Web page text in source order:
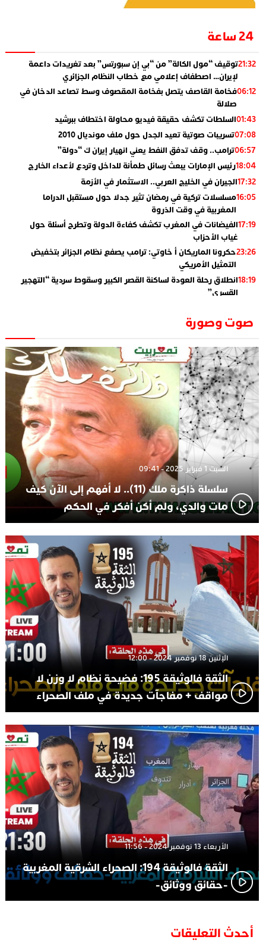
24 ساعة
21:32توقيف “مول الكالة” من “بي إن سبورتس” بعد تغريدات داعمة
لإيران… اصطفاف إعلامي مع خطاب النظام الجزائري
06:12فخامة القاصف يتصل بفخامة المقصوف وسط تصاعد الدخان في
صلالة
01:43السلطات تكشف حقيقة فيديو محاولة اختطاف ببرشيد
07:08تسريبات صوتية تعيد الجدل حول ملف مونديال 2010
06:57ترامب.. وقف تدفق النفط يعني انهيار إيران ك “دولة”
18:04رئيس الإمارات يبعث رسائل طمأنة للداخل وتردع لأعداء الخارج
17:32الجيران في الخليج العربي.. الاستثمار في الأزمة
16:05مسلسلات تركية في رمضان تثير جدلا حول مستقبل الدراما
المغربية في وقت الذروة
17:19الفيضانات في المغرب تكشف كفاءة الدولة وتطرح أسئلة حول
غياب الأحزاب
23:26حكرونا الماريكان أ خاوتي: ترامب يصفع نظام الجزائر بتخفيض
التمثيل الأمريكي
18:19انطلاق رحلة العودة لساكنة القصر الكبير وسقوط سردية “التهجير
القسري”
01:55
​”لارام”.. 3 خطوط أخرى نحو إسبانيا وهذه هي الوجهات
14:37الاعلامي حسن فاتح.. لهذا السبب يرفض بعض لاعبوا المنتخب
تعيين السكتيوي
صوت وصورة
السبت 1 فبراير 2025 - 09:41
سلسلة ذاكرة ملك (11).. لا أفهم إلى الآن كيف
مات والدي، ولم أكن أفكر في الحكم
الإثنين 18 نوفمبر 2024 - 12:00
الثقة فالوثيقة 195: فضيحة نظام لا وزن لا
مواقف + مفاجآت جديدة في ملف الصحراء
الأربعاء 13 نوفمبر 2024 - 11:56
الثقة فالوثيقة 194: الصحراء الشرقية المغربية
-حقائق ووثائق-
أحدث التعليقات